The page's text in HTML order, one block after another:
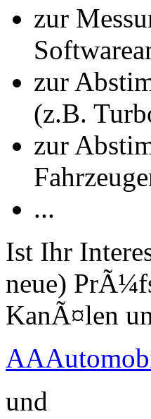
zur
zur
(z.B.
zur
...
Ist Ihr
neue)
KanÃ¤len
und